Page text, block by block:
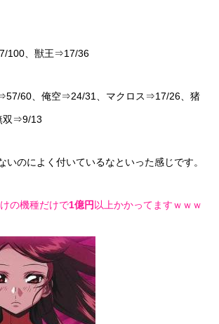
、獣王⇒17/36
、俺空⇒24/31、マクロス⇒17/26、猪
双⇒9/13
のによく付いているなといった感じです。
の機種だけで1億円 以上かかってますｗｗｗ